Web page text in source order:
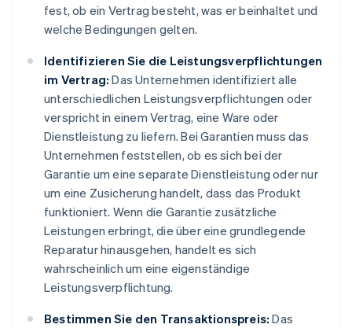
fest, ob ein Vertrag besteht, was er beinhaltet und
welche Bedingungen gelten.
Identifizieren Sie die Leistungsverpflichtungen
im Vertrag: Das Unternehmen identifiziert alle
unterschiedlichen Leistungsverpflichtungen oder
verspricht in einem Vertrag, eine Ware oder
Dienstleistung zu liefern. Bei Garantien muss das
Unternehmen feststellen, ob es sich bei der
Garantie um eine separate Dienstleistung oder nur
um eine Zusicherung handelt, dass das Produkt
funktioniert. Wenn die Garantie zusätzliche
Leistungen erbringt, die über eine grundlegende
Reparatur hinausgehen, handelt es sich
wahrscheinlich um eine eigenständige
Leistungsverpflichtung.
Bestimmen Sie den Transaktionspreis: Das